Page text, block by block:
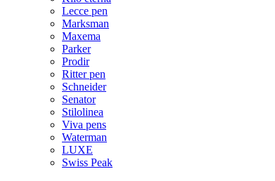
Lecce pen
Marksman
Maxema
Parker
Prodir
Ritter pen
Schneider
Senator
Stilolinea
Viva pens
Waterman
LUXE
Swiss Peak